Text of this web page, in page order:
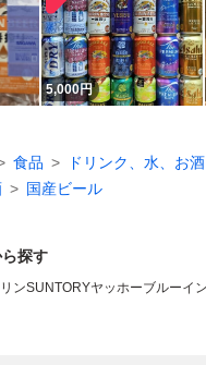
5,000円
食品
ドリンク、水、お酒
国産ビール
探す
ンSUNTORYヤッホーブルーイ